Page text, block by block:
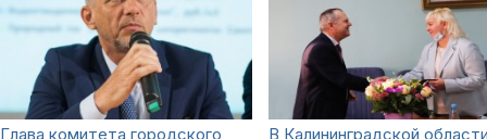
Глава комитета городского
В Калининградской